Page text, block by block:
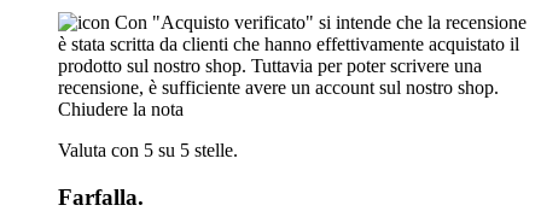
Con "Acquisto verificato" si intende che la recensione
è stata scritta da clienti che hanno effettivamente acquistato il
prodotto sul nostro shop. Tuttavia per poter scrivere una
recensione, è sufficiente avere un account sul nostro shop.
Chiudere la nota
Valuta con 5 su 5 stelle.
Farfalla.